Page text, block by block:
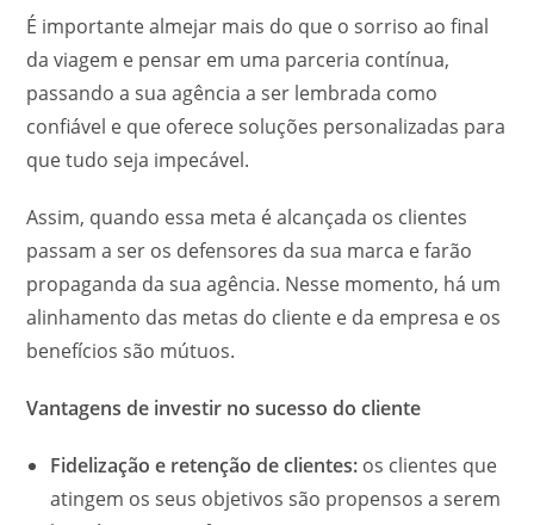
É importante almejar mais do que o sorriso ao final
da viagem e pensar em uma parceria contínua,
passando a sua agência a ser lembrada como
confiável e que oferece soluções personalizadas para
que tudo seja impecável.
Assim, quando essa meta é alcançada os clientes
passam a ser os defensores da sua marca e farão
propaganda da sua agência. Nesse momento, há um
alinhamento das metas do cliente e da empresa e os
benefícios são mútuos.
Vantagens de investir no sucesso do cliente
Fidelização e retenção de clientes: os clientes que
atingem os seus objetivos são propensos a serem